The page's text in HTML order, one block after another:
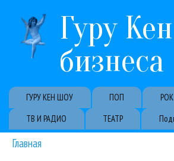
Гуру
бизнеса
Primary links
ГУРУ КЕН ШОУ ПОП РОК
ТВ И РАДИО
ТЕАТР
Главная